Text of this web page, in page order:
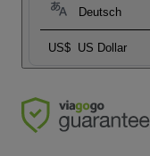
Deutsch
US$ US Dollar